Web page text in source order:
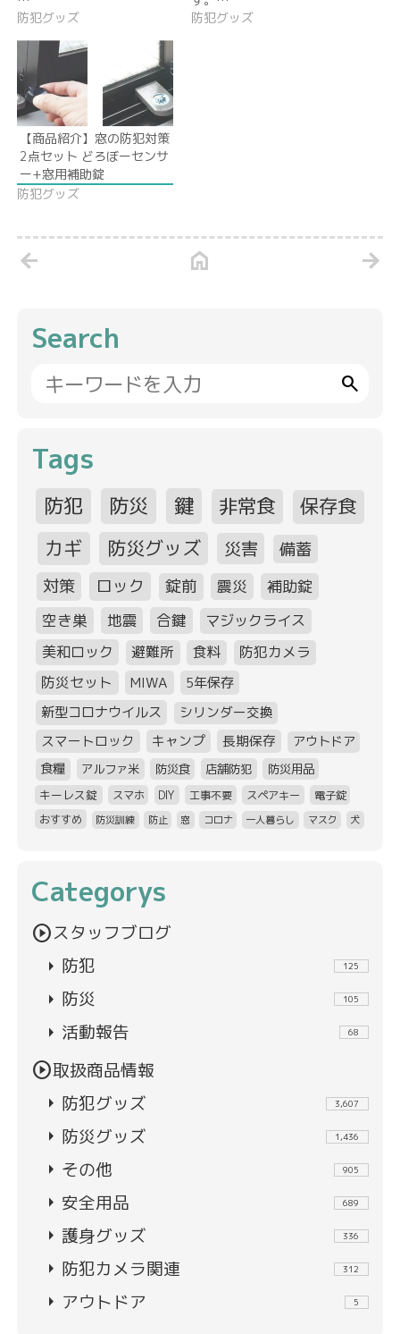
防犯グッズ
防犯グッズ
【商品紹介】窓の防犯対策
2点セット どろぼーセンサ
ー+窓用補助錠
防犯グッズ
arrow_back home arrow_forward
Search
search
Tags
防犯 防災 鍵 非常食
保存食
カギ
防災グッズ 災害
備蓄
対策
ロック 錠前 震災
補助錠
空き巣
地震 合鍵
マジックライス
美和ロック
避難所 食料
防犯カメラ
防災セット
MIWA
5年保存
新型コロナウイルス
シリンダー交換
スマートロック
キャンプ 長期保存
アウトドア
食糧
アルファ米 防災食 店舗防犯 防災用品
キーレス錠 スマホ DIY 工事不要 スペアキー
電子錠
おすすめ
防災訓練 防止 窓 コロナ 一人暮らし マスク 犬
Categorys
play_circleスタッフブログ
arrow_right 防犯 125
arrow_right 防災 105
arrow_right 活動報告 68
play_circle取扱商品情報
arrow_right 防犯グッズ 3,607
arrow_right 防災グッズ 1,436
arrow_right その他 905
arrow_right 安全用品 689
arrow_right 護身グッズ 336
arrow_right 防犯カメラ関連 312
arrow_right アウトドア 5